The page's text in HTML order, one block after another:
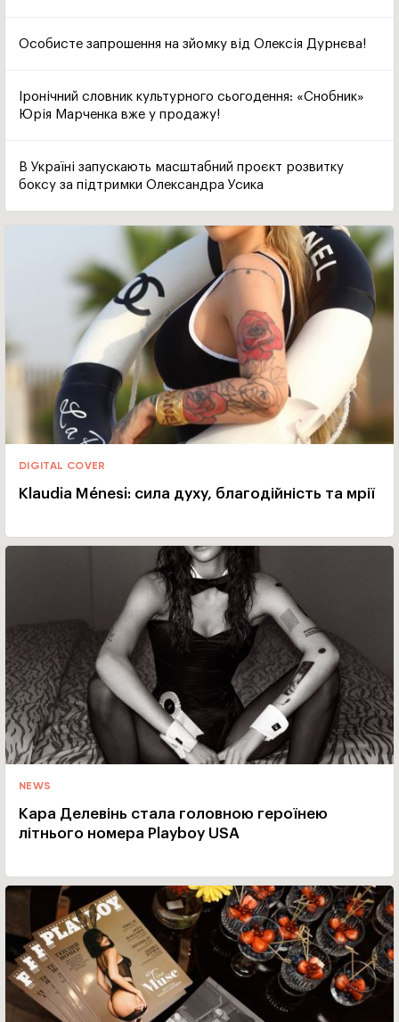
Особисте запрошення на зйомку від Олексія Дурнєва!
Іронічний словник культурного сьогодення: «Снобник»
Юрія Марченка вже у продажу!
В Україні запускають масштабний проєкт розвитку
боксу за підтримки Олександра Усика
DIGITAL COVER
Klaudia Ménesi: сила духу, благодійність та мрії
NEWS
Кара Делевінь стала головною героїнею
літнього номера Playboy USA